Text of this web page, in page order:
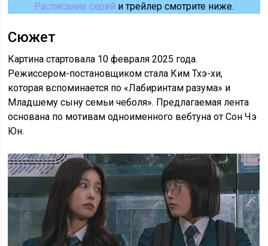
Расписание серий и трейлер смотрите ниже.
Сюжет
Картина стартовала 10 февраля 2025 года.
Режиссером-постановщиком стала Ким Тхэ-хи,
которая вспоминается по «Лабиринтам разума» и
Младшему сыну семьи чеболя». Предлагаемая лента
основана по мотивам одноименного вебтуна от Сон Чэ
Юн.